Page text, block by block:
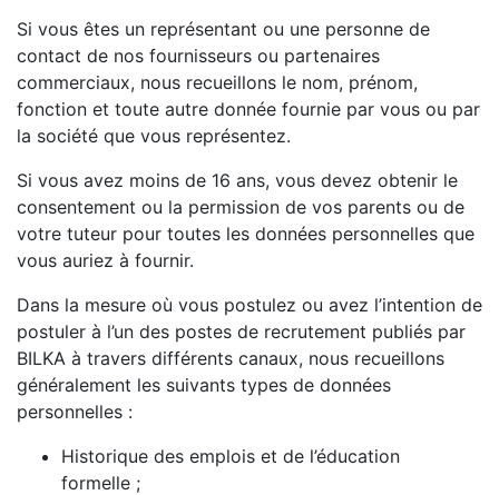
Si vous êtes un représentant ou une personne de
contact de nos fournisseurs ou partenaires
commerciaux, nous recueillons le nom, prénom,
fonction et toute autre donnée fournie par vous ou par
la société que vous représentez.
Si vous avez moins de 16 ans, vous devez obtenir le
consentement ou la permission de vos parents ou de
votre tuteur pour toutes les données personnelles que
vous auriez à fournir.
Dans la mesure où vous postulez ou avez l’intention de
postuler à l’un des postes de recrutement publiés par
BILKA à travers différents canaux, nous recueillons
généralement les suivants types de données
personnelles :
Historique des emplois et de l’éducation
formelle ;